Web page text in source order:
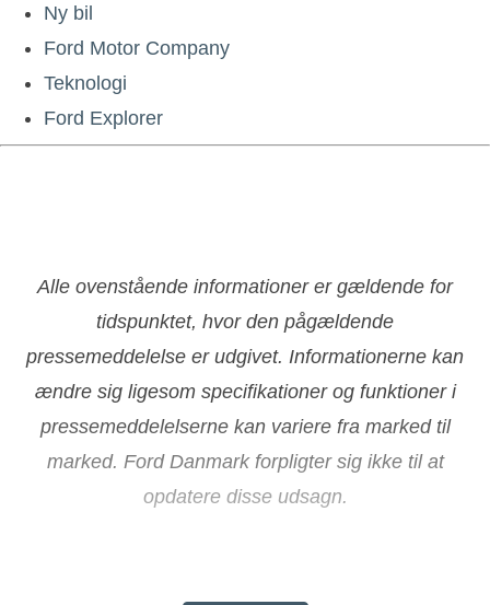
Ny bil
Ford Motor Company
Teknologi
Ford Explorer
Alle ovenstående informationer er gældende for
tidspunktet, hvor den pågældende
pressemeddelelse er udgivet. Informationerne kan
ændre sig ligesom specifikationer og funktioner i
pressemeddelelserne kan variere fra marked til
marked. Ford Danmark forpligter sig ikke til at
opdatere disse udsagn.